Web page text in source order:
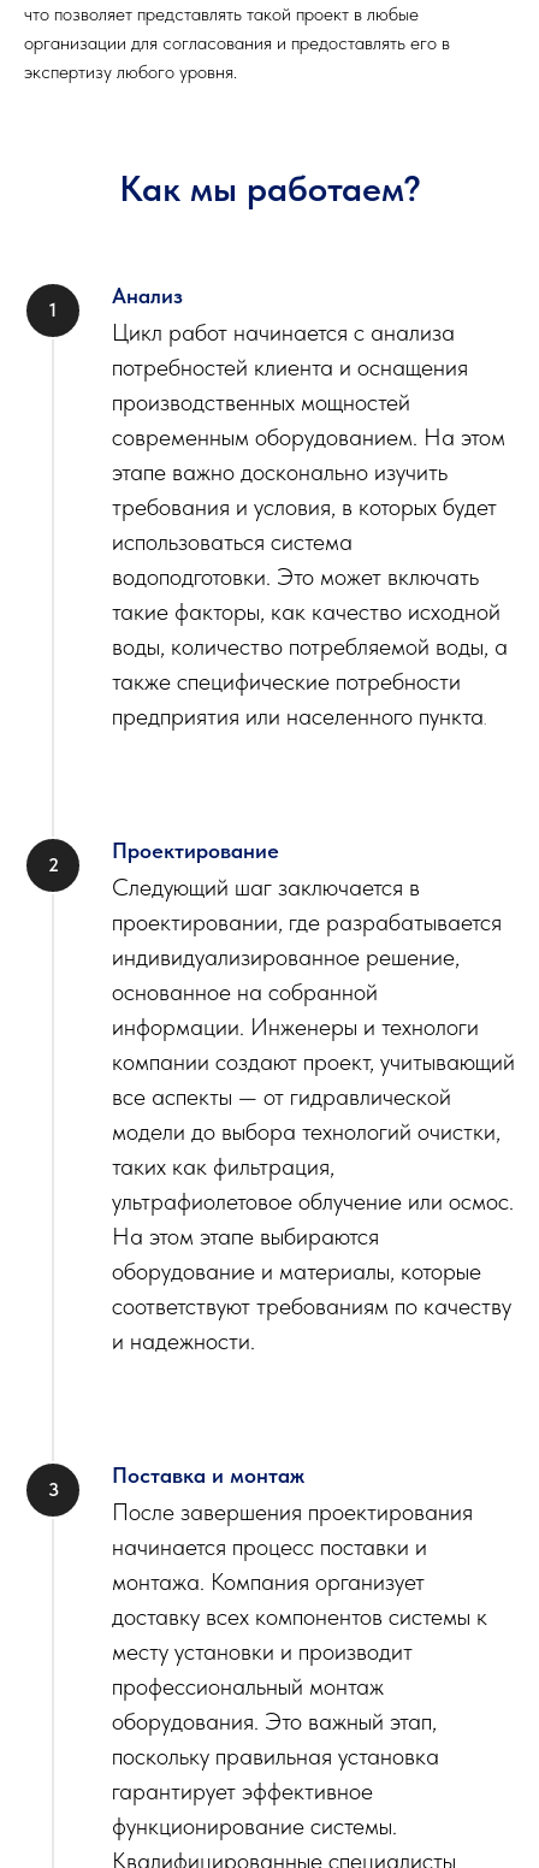
что позволяет представлять такой проект в любые
организации для согласования и предоставлять его в
экспертизу любого уровня.
Как мы работаем?
Анализ
Цикл работ начинается с анализа
потребностей клиента и оснащения
производственных мощностей
современным оборудованием. На этом
этапе важно досконально изучить
требования и условия, в которых будет
использоваться система
водоподготовки. Это может включать
такие факторы, как качество исходной
воды, количество потребляемой воды, а
также специфические потребности
предприятия или населенного пункта.
Проектирование
Следующий шаг заключается в
проектировании, где разрабатывается
индивидуализированное решение,
основанное на собранной
информации. Инженеры и технологи
компании создают проект, учитывающий
все аспекты — от гидравлической
модели до выбора технологий очистки,
таких как фильтрация,
ультрафиолетовое облучение или осмос.
На этом этапе выбираются
оборудование и материалы, которые
соответствуют требованиям по качеству
и надежности.
Поставка и монтаж
После завершения проектирования
начинается процесс поставки и
монтажа. Компания организует
доставку всех компонентов системы к
месту установки и производит
профессиональный монтаж
оборудования. Это важный этап,
поскольку правильная установка
гарантирует эффективное
функционирование системы.
Квалифицированные специалисты